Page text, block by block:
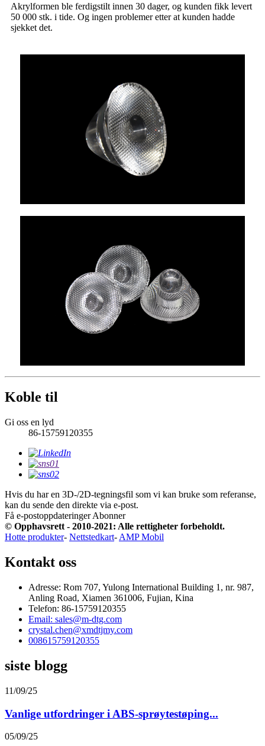
Akrylformen ble ferdigstilt innen 30 dager, og kunden fikk levert
50 000 stk. i tide. Og ingen problemer etter at kunden hadde
sjekket det.
Koble til
Gi oss en lyd
86-15759120355
Hvis du har en 3D-/2D-tegningsfil som vi kan bruke som referanse,
kan du sende den direkte via e-post.
Få e-postoppdateringer Abonner
© Opphavsrett - 2010-2021: Alle rettigheter forbeholdt.
Hotte produkter- Nettstedkart- AMP Mobil
Kontakt oss
Adresse: Rom 707, Yulong International Building 1, nr. 987,
Anling Road, Xiamen 361006, Fujian, Kina
Telefon: 86-15759120355
Email: sales@m-dtg.com
crystal.chen@xmdtjmy.com
008615759120355
siste blogg
11/09/25
Vanlige utfordringer i ABS-sprøytestøping...
05/09/25